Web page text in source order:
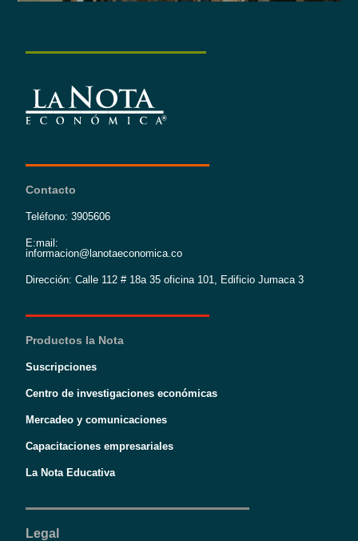
Contacto
Teléfono: 3905606
E:mail:
informacion@lanotaeconomica.co
Dirección: Calle 112 # 18a 35 oficina 101, Edificio Jumaca 3
Productos la Nota
Suscripciones
Centro de investigaciones económicas
Mercadeo y comunicaciones
Capacitaciones empresariales
La Nota Educativa
Legal